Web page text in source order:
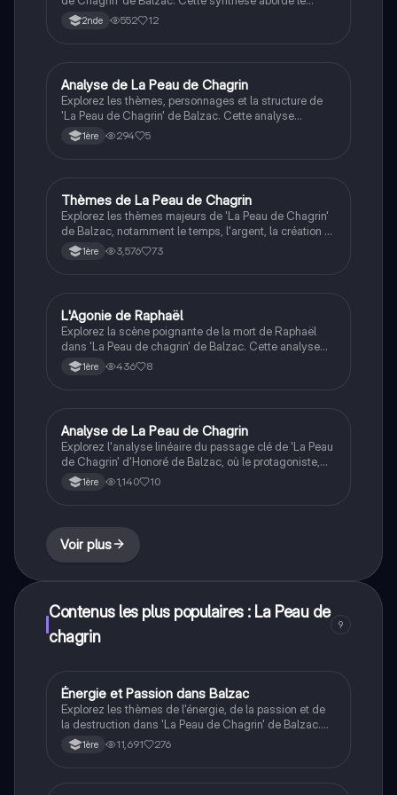
réalisme, l'énergie vitale, et les intertextualités, tout en
fournissant des citations significatives pour une
2nde 552 12
Français
Analyse de La Peau de Chagrin
Explorez les thèmes, personnages et la structure de
'La Peau de Chagrin' de Balzac. Cette analyse
approfondie aborde les concepts de l'amour idéal, la
solitude, et les ambitions déçues à travers le parcours
1ère 294 5
Français
Thèmes de La Peau de Chagrin
Explorez les thèmes majeurs de 'La Peau de Chagrin'
de Balzac, notamment le temps, l'argent, la création et
la destruction. Cette fiche de révision met en lumière
la philosophie de vie de l'auteur et les choix du
1ère 3,576 73
Français
L'Agonie de Raphaël
Explorez la scène poignante de la mort de Raphaël
dans 'La Peau de chagrin' de Balzac. Cette analyse
linéaire met en lumière les thèmes du désir, de la
souffrance et du dénouement tragique, tout en
de l'œuvre. Type : Analyse littéraire.
1ère 436 8
Français
Analyse de La Peau de Chagrin
Explorez l'analyse linéaire du passage clé de 'La Peau
de Chagrin' d'Honoré de Balzac, où le protagoniste,
Raphaël, rencontre l'antiquaire. Ce document met en
lumière les thèmes du réalisme et du fantastique,
de français.
1ère 1,140 10
Voir plus
Contenus les plus populaires : La Peau de
chagrin
9
Français
Énergie et Passion dans Balzac
Explorez les thèmes de l'énergie, de la passion et de
la destruction dans 'La Peau de Chagrin' de Balzac.
Cette fiche de dissertation fournit une analyse
approfondie des personnages, des citations clés et
1ère 11,691 276